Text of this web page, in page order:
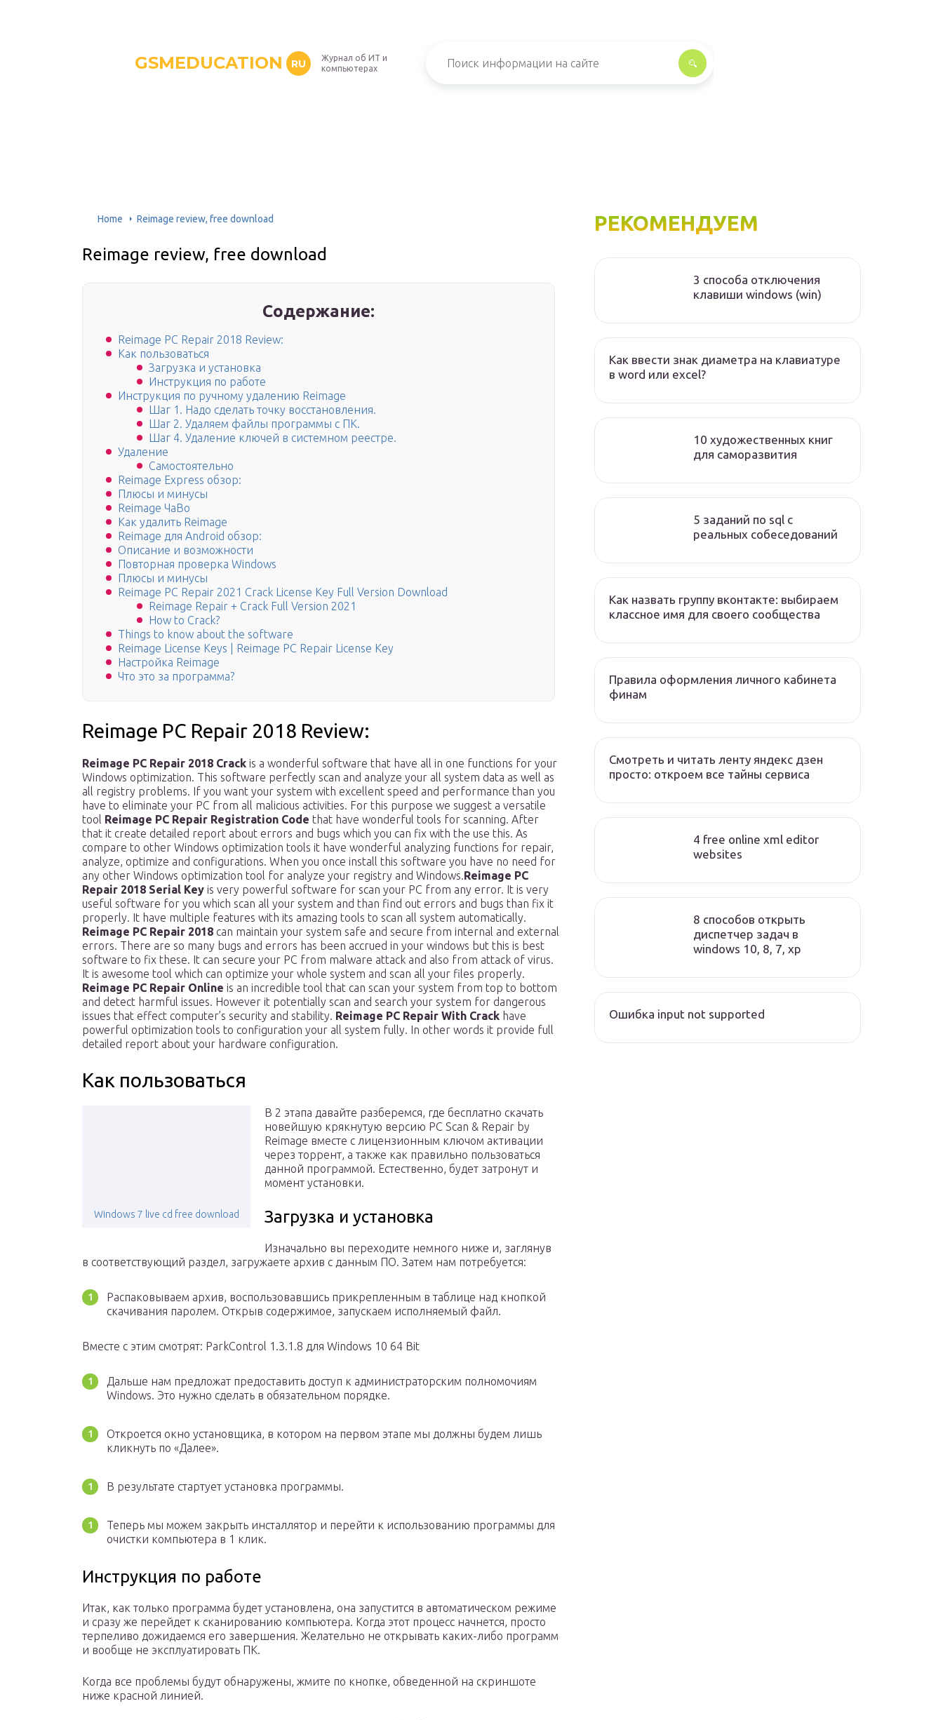
GSMEDUCATION RU
Журнал об ИТ и
компьютерах
Home Reimage review, free download
Reimage review, free download
Содержание:
Reimage PC Repair 2018 Review:
Как пользоваться
Загрузка и установка
Инструкция по работе
Инструкция по ручному удалению Reimage
Шаг 1. Надо сделать точку восстановления.
Шаг 2. Удаляем файлы программы с ПК.
Шаг 4. Удаление ключей в системном реестре.
Удаление
Самостоятельно
Reimage Express обзор:
Плюсы и минусы
Reimage ЧаВо
Как удалить Reimage
Reimage для Android обзор:
Описание и возможности
Повторная проверка Windows
Плюсы и минусы
Reimage PC Repair 2021 Crack License Key Full Version Download
Reimage Repair + Crack Full Version 2021
How to Crack?
Things to know about the software
Reimage License Keys | Reimage PC Repair License Key
Настройка Reimage
Что это за программа?
Reimage PC Repair 2018 Review:
Reimage PC Repair 2018 Crack is a wonderful software that have all in one functions for your
Windows optimization. This software perfectly scan and analyze your all system data as well as
all registry problems. If you want your system with excellent speed and performance than you
have to eliminate your PC from all malicious activities. For this purpose we suggest a versatile
tool Reimage PC Repair Registration Code that have wonderful tools for scanning. After
that it create detailed report about errors and bugs which you can fix with the use this. As
compare to other Windows optimization tools it have wonderful analyzing functions for repair,
analyze, optimize and configurations. When you once install this software you have no need for
any other Windows optimization tool for analyze your registry and Windows.Reimage PC
Repair 2018 Serial Key is very powerful software for scan your PC from any error. It is very
useful software for you which scan all your system and than find out errors and bugs than fix it
properly. It have multiple features with its amazing tools to scan all system automatically.
Reimage PC Repair 2018 can maintain your system safe and secure from internal and external
errors. There are so many bugs and errors has been accrued in your windows but this is best
software to fix these. It can secure your PC from malware attack and also from attack of virus.
It is awesome tool which can optimize your whole system and scan all your files properly.
Reimage PC Repair Online is an incredible tool that can scan your system from top to bottom
and detect harmful issues. However it potentially scan and search your system for dangerous
issues that effect computer’s security and stability. Reimage PC Repair With Crack have
powerful optimization tools to configuration your all system fully. In other words it provide full
detailed report about your hardware configuration.
Как пользоваться
Windows 7 live cd free download
В 2 этапа давайте разберемся, где бесплатно скачать
новейшую крякнутую версию PC Scan & Repair by
Reimage вместе с лицензионным ключом активации
через торрент, а также как правильно пользоваться
данной программой. Естественно, будет затронут и
момент установки.
Загрузка и установка
Изначально вы переходите немного ниже и, заглянув
в соответствующий раздел, загружаете архив с данным ПО. Затем нам потребуется:
Распаковываем архив, воспользовавшись прикрепленным в таблице над кнопкой
скачивания паролем. Открыв содержимое, запускаем исполняемый файл.
Вместе с этим смотрят: ParkControl 1.3.1.8 для Windows 10 64 Bit
Дальше нам предложат предоставить доступ к администраторским полномочиям
Windows. Это нужно сделать в обязательном порядке.
Откроется окно установщика, в котором на первом этапе мы должны будем лишь
кликнуть по «Далее».
В результате стартует установка программы.
Теперь мы можем закрыть инсталлятор и перейти к использованию программы для
очистки компьютера в 1 клик.
Инструкция по работе
Итак, как только программа будет установлена, она запустится в автоматическом режиме
и сразу же перейдет к сканированию компьютера. Когда этот процесс начнется, просто
терпеливо дожидаемся его завершения. Желательно не открывать каких-либо программ
и вообще не эксплуатировать ПК.
Когда все проблемы будут обнаружены, жмите по кнопке, обведенной на скриншоте
ниже красной линией.
РЕКОМЕНДУЕМ
3 способа отключения
клавиши windows (win)
Как ввести знак диаметра на клавиатуре
в word или excel?
10 художественных книг
для саморазвития
5 заданий по sql с
реальных собеседований
Как назвать группу вконтакте: выбираем
классное имя для своего сообщества
Правила оформления личного кабинета
финам
Смотреть и читать ленту яндекс дзен
просто: откроем все тайны сервиса
4 free online xml editor
websites
8 способов открыть
диспетчер задач в
windows 10, 8, 7, xp
Ошибка input not supported